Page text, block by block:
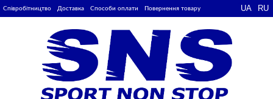
Співробітництво Доставка Способи оплати Повернення товару